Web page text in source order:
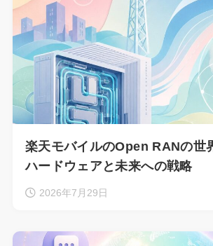
楽天モバイルのOpen RANの世
ハードウェアと未来への戦略
2026年7月29日